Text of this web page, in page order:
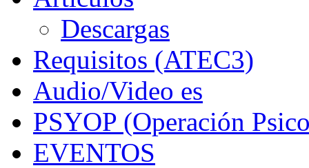
Descargas
Requisitos (ATEC3)
Audio/Video es
PSYOP (Operación
EVENTOS